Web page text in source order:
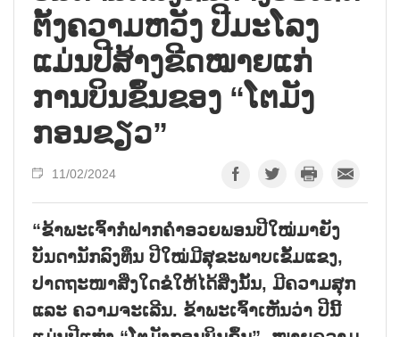
ຕັ້ງ​ຄວາມ​ຫວັງ​ ປີ​ມະ​ໂລງ
ແມ່ນ​ປີ​ສ້າງ​ຂີດ​ໝາຍ​ແກ່​
ການ​ບິນ​ຂຶ້ນ​ຂອງ “ໂຕ​ມັງ​
ກອນ​ຂຽວ”
11/02/2024
“ຂ້າພະເຈົ້າກໍຝາກຄຳອວຍພອນປີໃໝ່ມາຍັງ
ບັນດານັກລົງທຶນ ປີໃໝ່ມີສຸຂະພາບເຂັ້ມແຂງ,
ປາດຖະໜາສິ່ງໃດຂໍໃຫ້ໄດ້ສິ່ງນັ້ນ, ມີຄວາມສຸກ
ແລະ ຄວາມຈະເລີນ. ຂ້າພະເຈົ້າເຫັນວ່າ ປີນີ້